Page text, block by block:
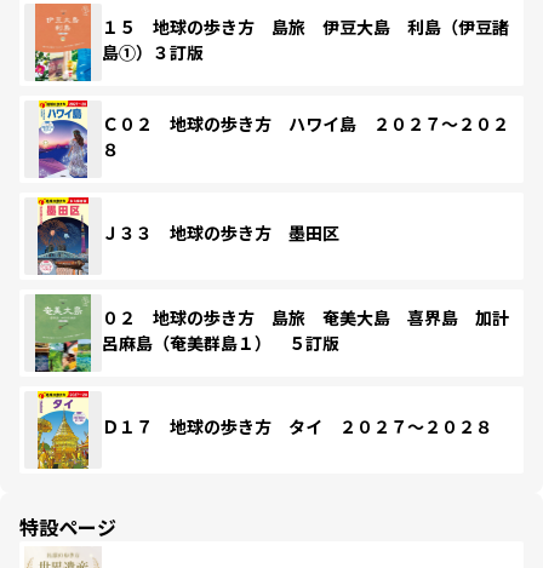
１５ 地球の歩き方 島旅 伊豆大島 利島（伊豆諸
島①）３訂版
Ｃ０２ 地球の歩き方 ハワイ島 ２０２７～２０２
８
Ｊ３３ 地球の歩き方 墨田区
０２ 地球の歩き方 島旅 奄美大島 喜界島 加計
呂麻島（奄美群島１） ５訂版
Ｄ１７ 地球の歩き方 タイ ２０２７～２０２８
特設ページ